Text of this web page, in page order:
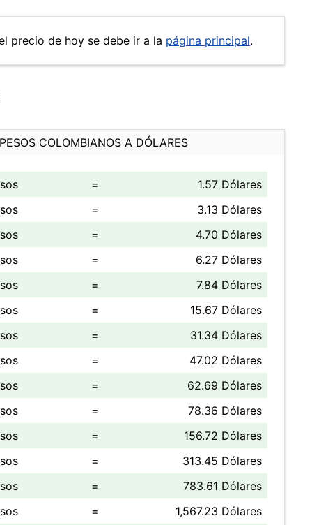
precio de hoy se debe ir a la página principal.
COLOMBIANOS A DÓLARES
=
1.57 Dólares
=
3.13 Dólares
=
4.70 Dólares
=
6.27 Dólares
=
7.84 Dólares
=
15.67 Dólares
=
31.34 Dólares
=
47.02 Dólares
=
62.69 Dólares
=
78.36 Dólares
=
156.72 Dólares
=
313.45 Dólares
=
783.61 Dólares
= 1,567.23 Dólares